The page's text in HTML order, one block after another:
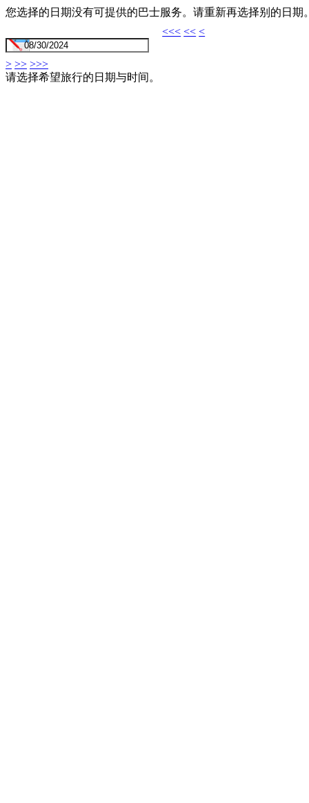
您选择的日期没有可提供的巴士服务。请重新再选择别的日期
<<< << <
> >> >>>
请选择希望旅行的日期与时间。